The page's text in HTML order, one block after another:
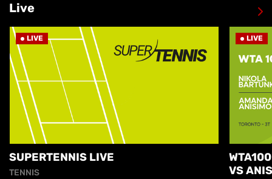
Live
LIVE
SUPERTENNIS LIVE
TENNIS
LIVE
VS